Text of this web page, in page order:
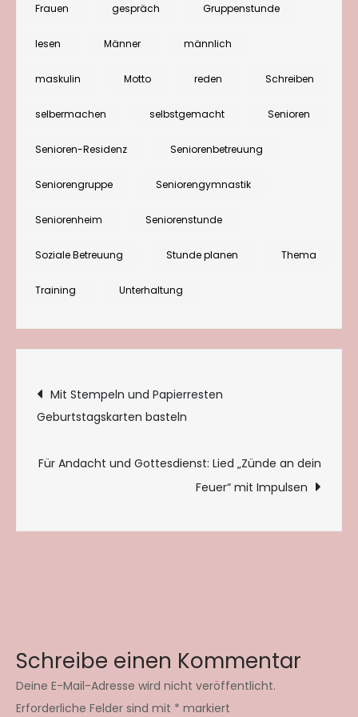
ich
Ideen?
Frauen gespräch Gruppenstunde
lesen Männer männlich
maskulin Motto reden Schreiben
selbermachen selbstgemacht Senioren
Senioren-Residenz Seniorenbetreuung
Seniorengruppe Seniorengymnastik
Seniorenheim Seniorenstunde
Soziale Betreuung Stunde planen Thema
Training Unterhaltung
Beitragsnavigation
Mit Stempeln und Papierresten
Geburtstagskarten basteln
Für Andacht und Gottesdienst: Lied „Zünde an dein
Feuer“ mit Impulsen
Schreibe einen Kommentar
Deine E-Mail-Adresse wird nicht veröffentlicht.
Erforderliche Felder sind mit * markiert